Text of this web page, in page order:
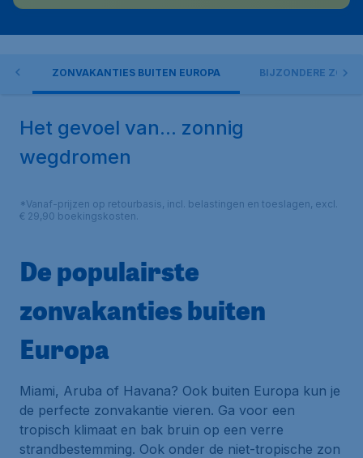
ZONVAKANTIES BUITEN EUROPA BIJZONDERE
Het gevoel van... zonnig
wegdromen
*Vanaf-prijzen op retourbasis, incl. belastingen en toeslagen, excl.
€ 29,90 boekingskosten.
De populairste
zonvakanties buiten
Europa
Miami, Aruba of Havana? Ook buiten Europa kun je
de perfecte zonvakantie vieren. Ga voor een
tropisch klimaat en bak bruin op een verre
strandbestemming. Ook onder de niet-tropische zon